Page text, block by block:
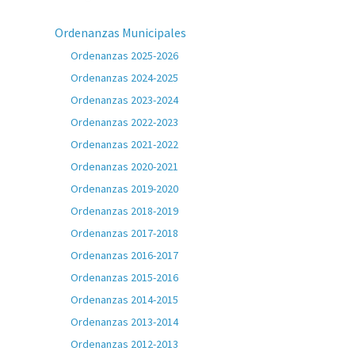
Ordenanzas Municipales
Ordenanzas 2025-2026
Ordenanzas 2024-2025
Ordenanzas 2023-2024
Ordenanzas 2022-2023
Ordenanzas 2021-2022
Ordenanzas 2020-2021
Ordenanzas 2019-2020
Ordenanzas 2018-2019
Ordenanzas 2017-2018
Ordenanzas 2016-2017
Ordenanzas 2015-2016
Ordenanzas 2014-2015
Ordenanzas 2013-2014
Ordenanzas 2012-2013